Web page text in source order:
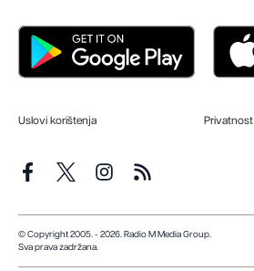
Uslovi korištenja Privatnost
© Copyright 2005. - 2026. Radio M Media Group.
Sva prava zadržana.